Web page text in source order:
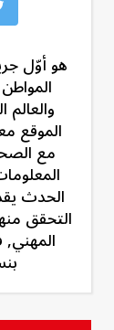
هو أوّل
الموقع
مع
الحدث
التحقق